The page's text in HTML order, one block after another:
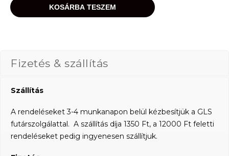
KOSÁRBA TESZEM
Fizetés & szállítás
Szállítás
A rendeléseket 3-4 munkanapon belül kézbesítjük a GLS
futárszolgálattal. A szállítás díja 1350 Ft, a 12000 Ft feletti
rendeléseket pedig ingyenesen szállítjuk.